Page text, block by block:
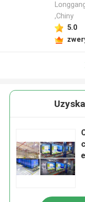
,Chiny
5.0